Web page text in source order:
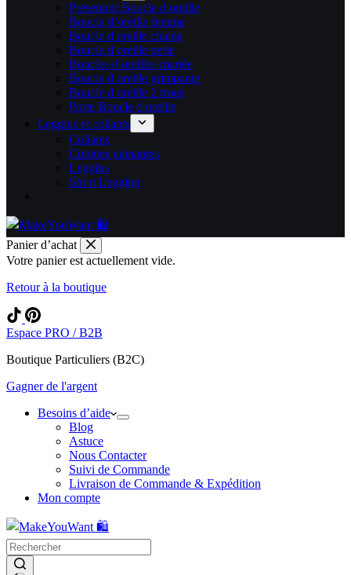
Présentoir Boucle d oreille
Boucle d’oreille femme
Boucle d oreille chaine
Boucle d oreille perle
Boucles d oreilles mariée
Boucle d oreille grimpante
Boucle d oreille 2 trous
Porte Boucle d oreille
Leggins et collants
Collants
Culottes gainantes
Leggins
Short Legging
Panier d’achat
Votre panier est actuellement vide.
Retour à la boutique
Espace PRO / B2B
Boutique Particuliers (B2C)
Gagner de l'argent
Besoins d’aide
Blog
Astuce
Nous Contacter
Suivi de Commande
Livraison de Commande & Expédition
Mon compte